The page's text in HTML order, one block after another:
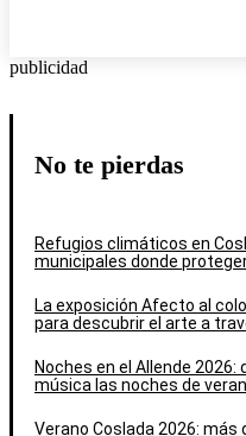
publicidad
No te pierdas
Refugios climáticos en
municipales donde
La exposición Afecto al
para descubrir el arte a
Noches en el Allende
música las noches de
Verano Coslada 2026: